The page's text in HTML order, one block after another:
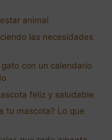
animal
las necesidades
con un calendario
feliz y saludable
tu mascota? Lo que